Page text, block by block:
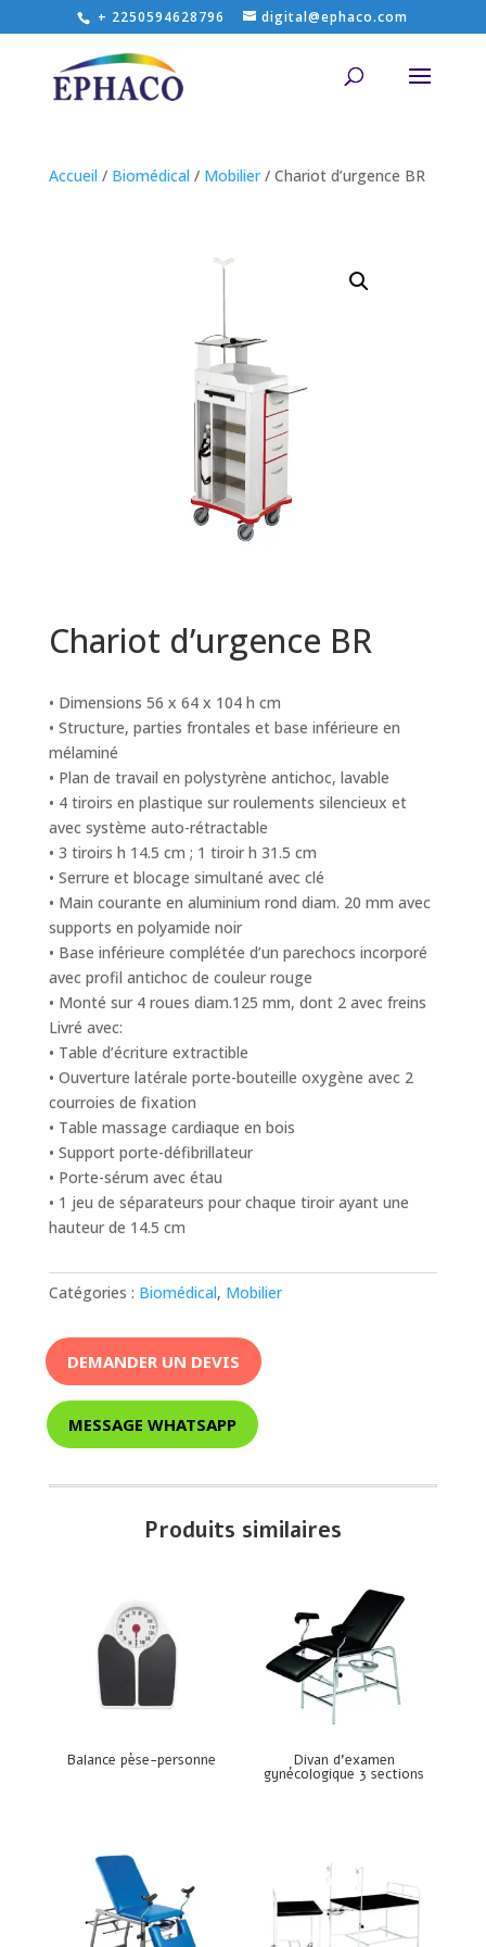
+ 2250594628796 digital@ephaco.com
Accueil / Biomédical / Mobilier/ Chariot d’urgence BR
Chariot d’urgence BR
• Dimensions 56 x 64 x 104 h cm
• Structure, parties frontales et base inférieure en
mélaminé
• Plan de travail en polystyrène antichoc, lavable
• 4 tiroirs en plastique sur roulements silencieux et
avec système auto-rétractable
• 3 tiroirs h 14.5 cm ; 1 tiroir h 31.5 cm
• Serrure et blocage simultané avec clé
• Main courante en aluminium rond diam. 20 mm avec
supports en polyamide noir
• Base inférieure complétée d’un parechocs incorporé
avec profil antichoc de couleur rouge
• Monté sur 4 roues diam.125 mm, dont 2 avec freins
Livré avec:
• Table d’écriture extractible
• Ouverture latérale porte-bouteille oxygène avec 2
courroies de fixation
• Table massage cardiaque en bois
• Support porte-défibrillateur
• Porte-sérum avec étau
• 1 jeu de séparateurs pour chaque tiroir ayant une
hauteur de 14.5 cm
Catégories : Biomédical, Mobilier
DEMANDER UN DEVIS
MESSAGE WHATSAPP
Produits similaires
Balance pèse-personne Divan d’examen
gynécologique 3 sections